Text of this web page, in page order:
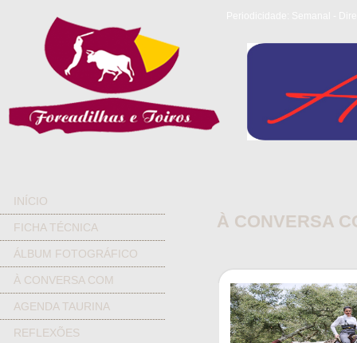
INÍCIO
FICHA TÉCNICA
ÁLBUM FOTOGRÁFICO
À CONVERSA COM
AGENDA TAURINA
REFLEXÕES
À CONVERSA